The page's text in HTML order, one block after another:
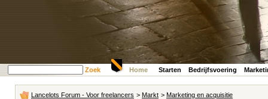
Zoek Home Starten Bedrijfsvoering
Lancelots Forum - Voor freelancers > Markt > Marketing en acquisitie